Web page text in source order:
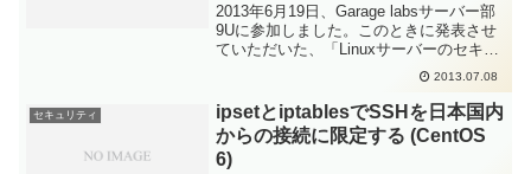
2013年6月19日、Garage labsサーバー部
9Uに参加しました。このときに発表させ
ていただいた、「Linuxサーバーのセキュ
リティ対策シリーズpart2 - Apache編」の
資料はこちら。 Linuxサーバのセキュリテ
ィ対策 p...
2013.07.08
セキュリティ
ipsetとiptablesでSSHを日本国内
からの接続に限定する (CentOS
6)